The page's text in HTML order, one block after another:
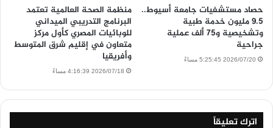
حصاد مستشفيات جامعة أسيوط..
9.5 مليون خدمة طبية
وتشخيصية و75 ألف عملية
جراحية
2026/07/20 5:25:45 مساءً
منظمة الصحة العالمية تعتمد
البرنامج التدريبي الميداني
للوبائيات المصري كأول مركز
متعاون في إقليم شرق المتوسط
وأفريقيا
2026/07/18 4:16:39 مساءً
اترك تعليقاً